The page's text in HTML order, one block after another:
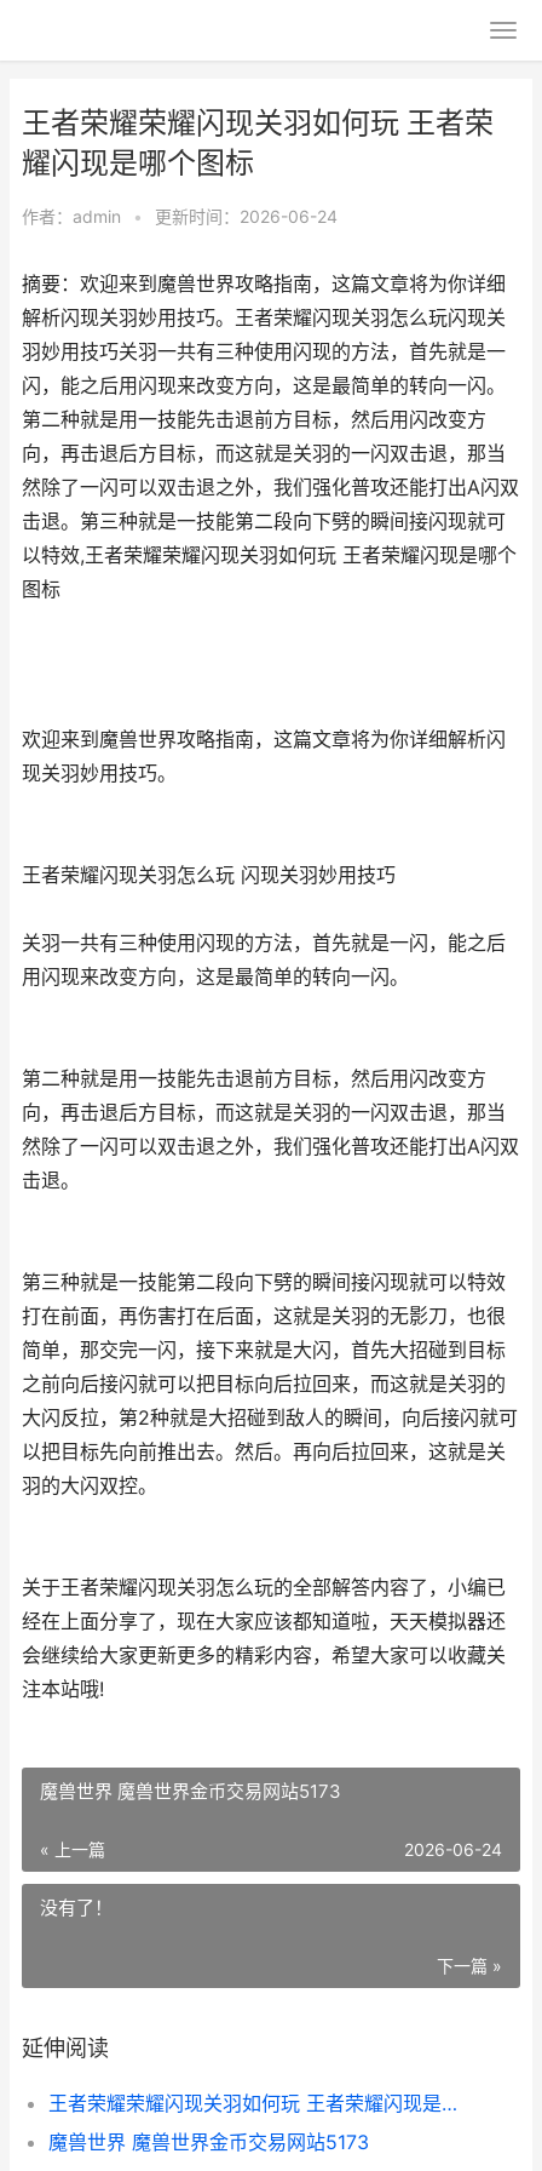
王者荣耀荣耀闪现关羽如何玩 王者荣
耀闪现是哪个图标
作者： admin • 更新时间：2026-06-24
摘要：欢迎来到魔兽世界攻略指南，这篇文章将为你详细
解析闪现关羽妙用技巧。王者荣耀闪现关羽怎么玩闪现关
羽妙用技巧关羽一共有三种使用闪现的方法，首先就是一
闪，能之后用闪现来改变方向，这是最简单的转向一闪。
第二种就是用一技能先击退前方目标，然后用闪改变方
向，再击退后方目标，而这就是关羽的一闪双击退，那当
然除了一闪可以双击退之外，我们强化普攻还能打出A闪双
击退。第三种就是一技能第二段向下劈的瞬间接闪现就可
以特效,王者荣耀荣耀闪现关羽如何玩 王者荣耀闪现是哪个
图标
欢迎来到魔兽世界攻略指南，这篇文章将为你详细解析闪
现关羽妙用技巧。
王者荣耀闪现关羽怎么玩 闪现关羽妙用技巧
关羽一共有三种使用闪现的方法，首先就是一闪，能之后
用闪现来改变方向，这是最简单的转向一闪。
第二种就是用一技能先击退前方目标，然后用闪改变方
向，再击退后方目标，而这就是关羽的一闪双击退，那当
然除了一闪可以双击退之外，我们强化普攻还能打出A闪双
击退。
第三种就是一技能第二段向下劈的瞬间接闪现就可以特效
打在前面，再伤害打在后面，这就是关羽的无影刀，也很
简单，那交完一闪，接下来就是大闪，首先大招碰到目标
之前向后接闪就可以把目标向后拉回来，而这就是关羽的
大闪反拉，第2种就是大招碰到敌人的瞬间，向后接闪就可
以把目标先向前推出去。然后。再向后拉回来，这就是关
羽的大闪双控。
关于王者荣耀闪现关羽怎么玩的全部解答内容了，小编已
经在上面分享了，现在大家应该都知道啦，天天模拟器还
会继续给大家更新更多的精彩内容，希望大家可以收藏关
注本站哦!
魔兽世界 魔兽世界金币交易网站5173
« 上一篇 2026-06-24
没有了！
下一篇 »
延伸阅读
王者荣耀荣耀闪现关羽如何玩 王者荣耀闪现是哪个图标
魔兽世界 魔兽世界金币交易网站5173